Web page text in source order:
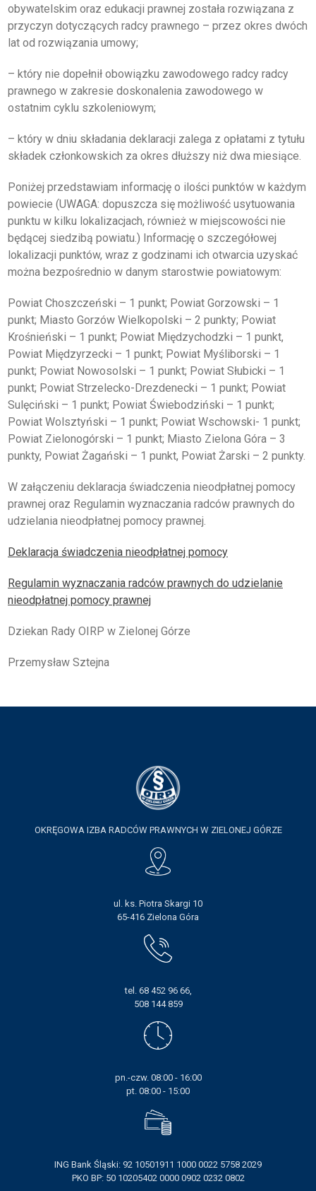
KONTAKT
PRAWNYCH
obywatelskim oraz edukacji prawnej została rozwiązana z
przyczyn dotyczących radcy prawnego – przez okres dwóch
lat od rozwiązania umowy;
– który nie dopełnił obowiązku zawodowego radcy radcy
prawnego w zakresie doskonalenia zawodowego w
ostatnim cyklu szkoleniowym;
– który w dniu składania deklaracji zalega z opłatami z tytułu
składek członkowskich za okres dłuższy niż dwa miesiące.
Poniżej przedstawiam informację o ilości punktów w każdym
powiecie (UWAGA: dopuszcza się możliwość usytuowania
punktu w kilku lokalizacjach, również w miejscowości nie
będącej siedzibą powiatu.) Informację o szczegółowej
lokalizacji punktów, wraz z godzinami ich otwarcia uzyskać
można bezpośrednio w danym starostwie powiatowym:
Powiat Choszczeński – 1 punkt; Powiat Gorzowski – 1
punkt; Miasto Gorzów Wielkopolski – 2 punkty; Powiat
Krośnieński – 1 punkt; Powiat Międzychodzki – 1 punkt,
Powiat Międzyrzecki – 1 punkt; Powiat Myśliborski – 1
punkt; Powiat Nowosolski – 1 punkt; Powiat Słubicki – 1
punkt; Powiat Strzelecko-Drezdenecki – 1 punkt; Powiat
Sulęciński – 1 punkt; Powiat Świebodziński – 1 punkt;
Powiat Wolsztyński – 1 punkt; Powiat Wschowski- 1 punkt;
Powiat Zielonogórski – 1 punkt; Miasto Zielona Góra – 3
punkty, Powiat Żagański – 1 punkt, Powiat Żarski – 2 punkty.
W załączeniu deklaracja świadczenia nieodpłatnej pomocy
prawnej oraz Regulamin wyznaczania radców prawnych do
udzielania nieodpłatnej pomocy prawnej.
Deklaracja świadczenia nieodpłatnej pomocy
Regulamin wyznaczania radców prawnych do udzielanie
nieodpłatnej pomocy prawnej
Dziekan Rady OIRP w Zielonej Górze
Przemysław Sztejna
OKRĘGOWA IZBA RADCÓW PRAWNYCH W ZIELONEJ GÓRZE
ul. ks. Piotra Skargi 10
65-416 Zielona Góra
tel. 68 452 96 66,
508 144 859
pn.-czw. 08:00 - 16:00
pt. 08:00 - 15:00
ING Bank Śląski: 92 10501911 1000 0022 5758 2029
PKO BP: 50 10205402 0000 0902 0232 0802